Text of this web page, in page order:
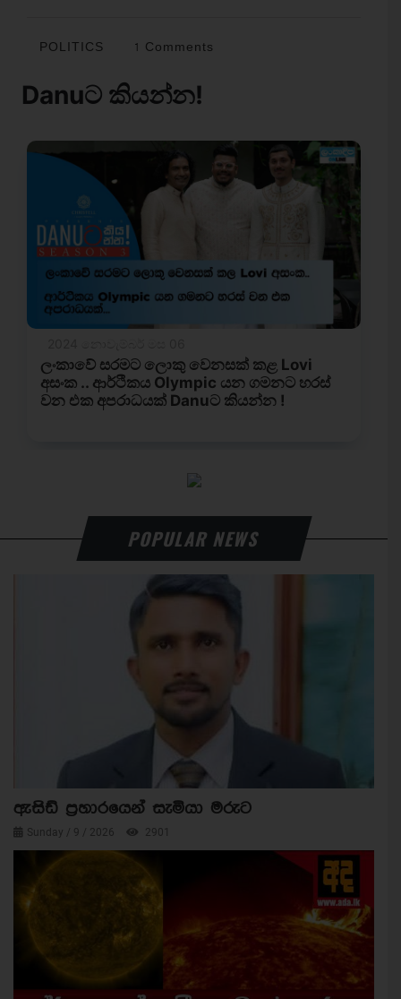
POLITICS 1 Comments
POPULAR NEWS
ඇසිඩ් ප්‍රහාරයෙන් සැමියා මරුට
Sunday / 9 / 2026 2901